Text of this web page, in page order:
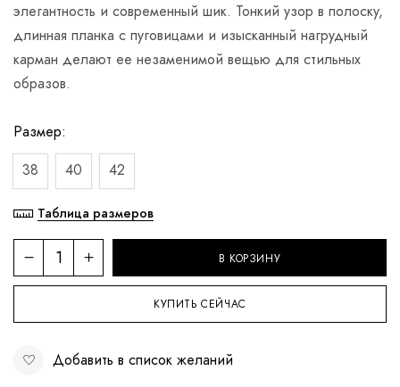
элегантность и современный шик. Тонкий узор в полоску,
длинная планка с пуговицами и изысканный нагрудный
карман делают ее незаменимой вещью для стильных
образов.
Размер
38
40 42
Таблица размеров
В КОРЗИНУ
КУПИТЬ СЕЙЧАС
Добавить в список желаний